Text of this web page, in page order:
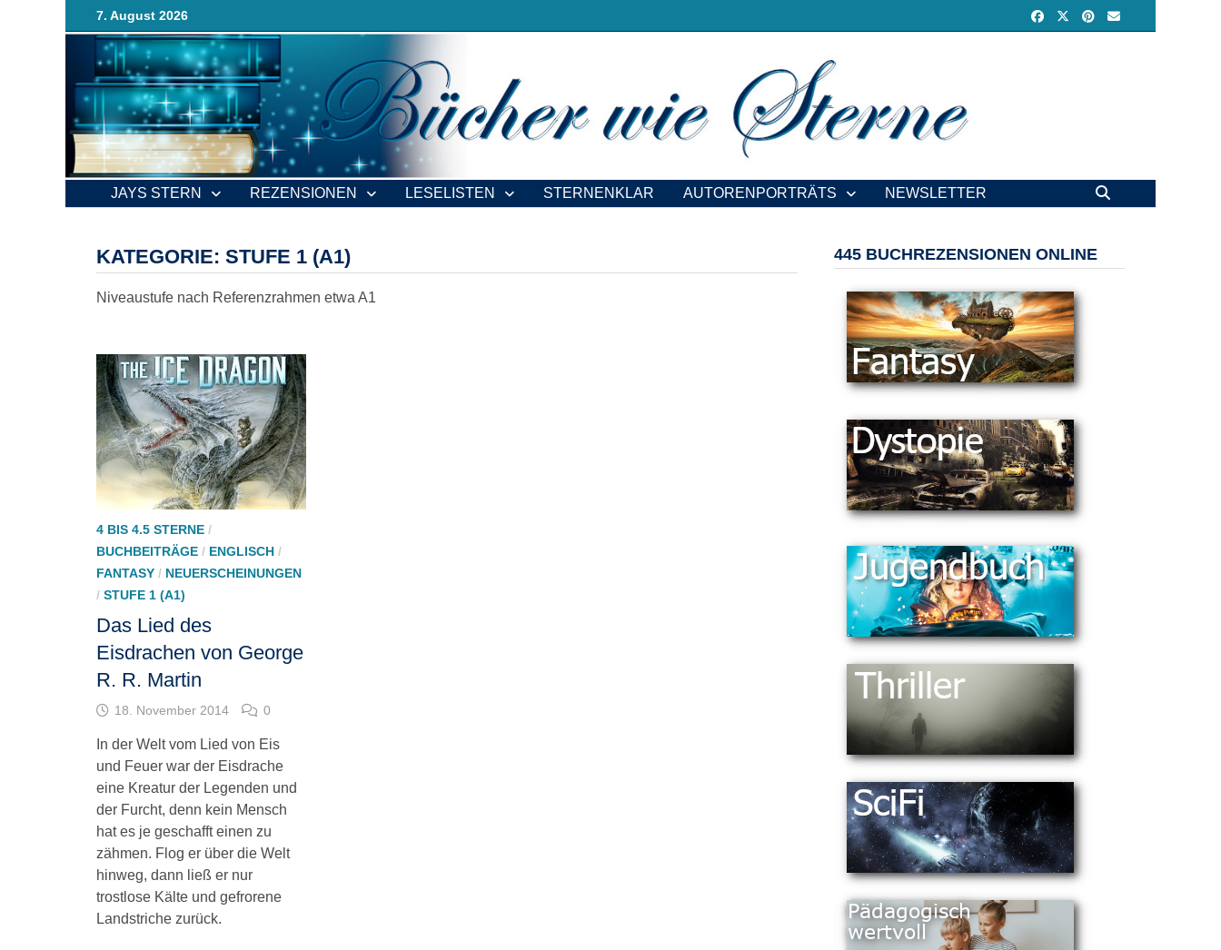
Zurück
zum
7. August 2026
JAYS STERN REZENSIONEN LESELISTEN STERNENKLAR AUTORENPORTRÄTS NEWSLETTER
KATEGORIE:STUFE 1 (A1)
Niveaustufe nach Referenzrahmen etwa A1
4 BIS 4.5 STERNE /
BUCHBEITRÄGE / ENGLISCH /
FANTASY / NEUERSCHEINUNGEN
/STUFE 1 (A1)
Das Lied des
Eisdrachen von George
R. R. Martin
18. November 2014 0
In der Welt vom Lied von Eis
und Feuer war der Eisdrache
eine Kreatur der Legenden und
der Furcht, denn kein Mensch
hat es je geschafft einen zu
zähmen. Flog er über die Welt
hinweg, dann ließ er nur
trostlose Kälte und gefrorene
Landstriche zurück.
445 BUCHREZENSIONEN ONLINE